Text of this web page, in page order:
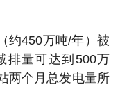
约450万吨/年）被
排量可达到500万
两个月总发电量所